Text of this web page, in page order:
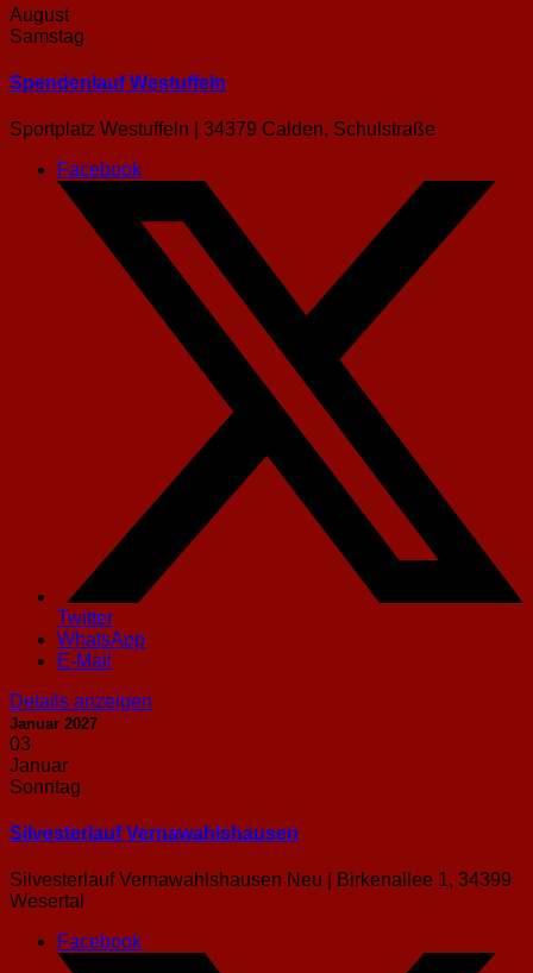
August
Samstag
Spendenlauf Westuffeln
Sportplatz Westuffeln | 34379 Calden, Schulstraße
Facebook
Twitter
WhatsApp
E-Mail
Details anzeigen
Januar 2027
03
Januar
Sonntag
Silvesterlauf Vernawahlshausen
Silvesterlauf Vernawahlshausen Neu | Birkenallee 1, 34399
Wesertal
Facebook